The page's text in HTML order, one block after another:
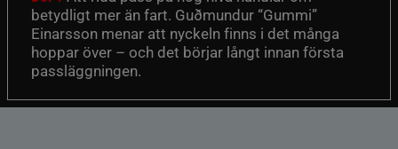
betydligt mer än fart. Guðmundur “Gummi”
Einarsson menar att nyckeln finns i det många
hoppar över – och det börjar långt innan första
passläggningen.